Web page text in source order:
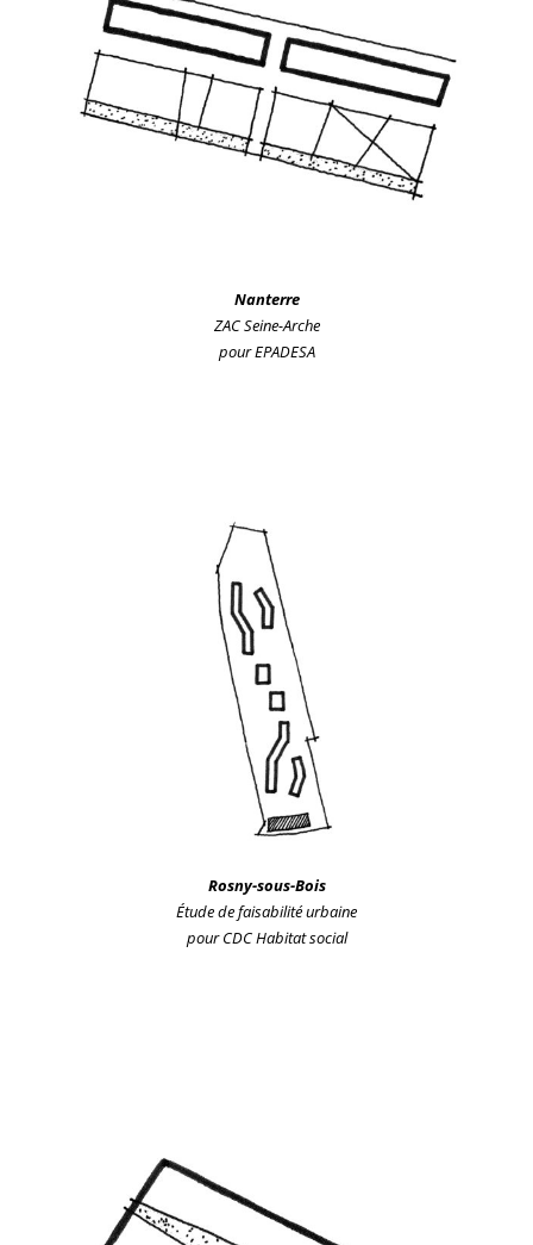
Nanterre
ZAC Seine-Arche
pour EPADESA
Rosny-sous-Bois
Étude de faisabilité urbaine
pour CDC Habitat social